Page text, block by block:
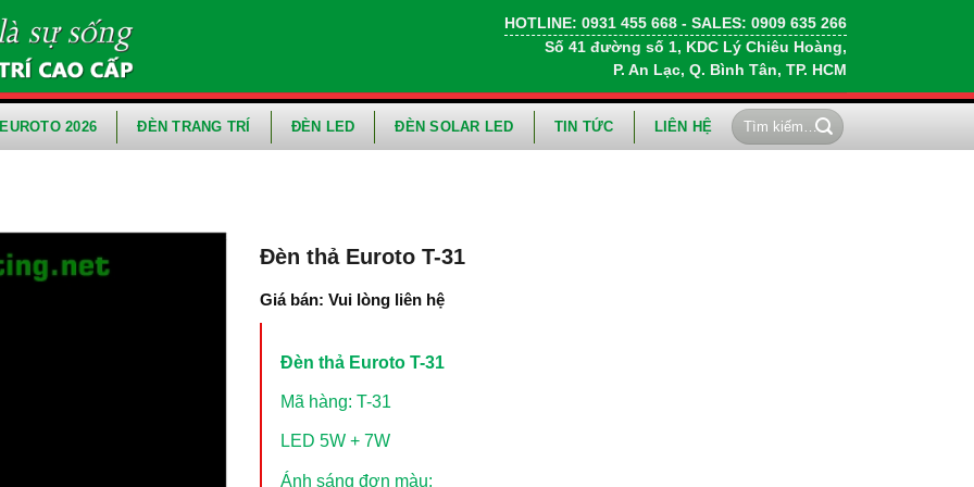
HOTLINE: 0931 455 668 - SALES: 0909 635 266
Số 41 đường số 1, KDC Lý Chiêu Hoàng,
P. An Lạc, Q. Bình Tân, TP. HCM
2026 ĐÈN TRANG TRÍ ĐÈN LED ĐÈN SOLAR LED TIN TỨC LIÊN HỆ
Tìm
kiếm:
Đèn thả Euroto T-31
Giá bán: Vui lòng liên hệ
Đèn thả Euroto T-31
Mã hàng: T-31
LED 5W + 7W
Ánh sáng đơn màu: